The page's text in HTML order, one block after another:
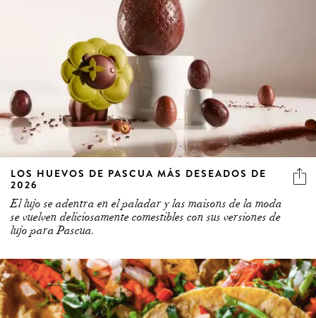
LOS HUEVOS DE PASCUA MÁS DESEADOS DE
2026
El lujo se adentra en el paladar y las maisons de la moda
se vuelven deliciosamente comestibles con sus versiones de
lujo para Pascua.